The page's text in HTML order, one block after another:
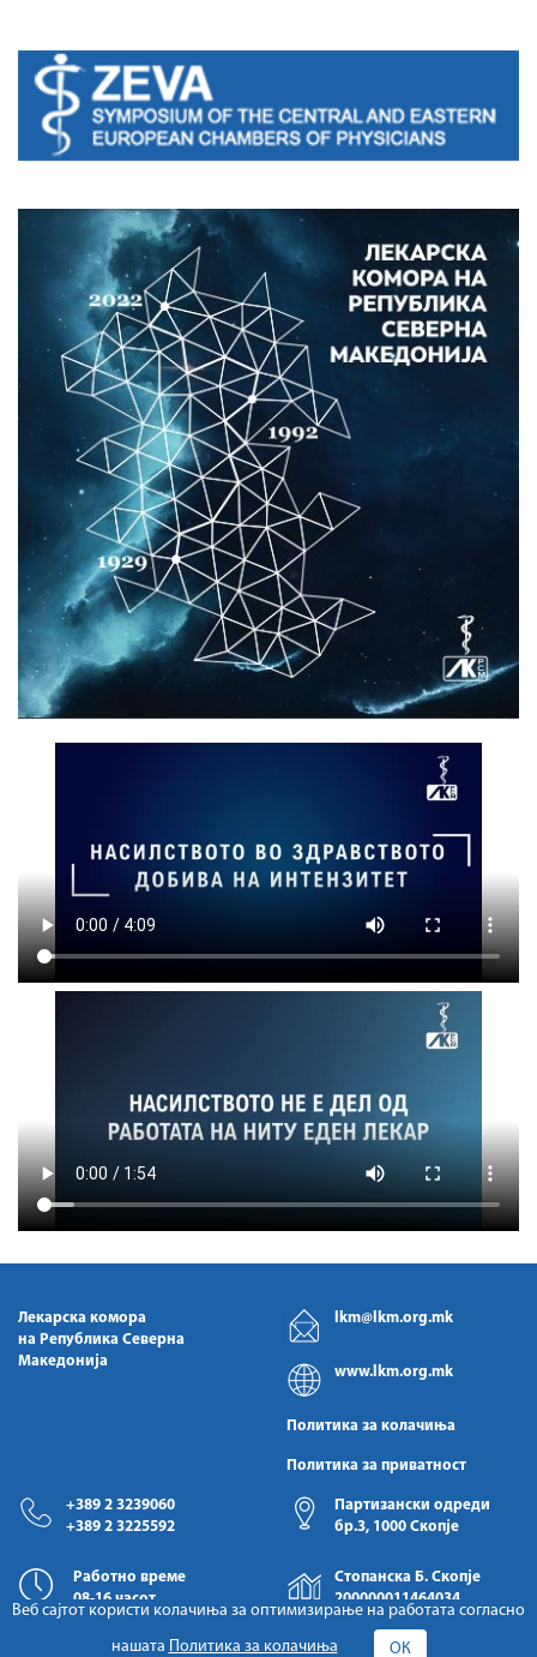
Лекарска комора
на Република Северна
Македонија
lkm@lkm.org.mk
www.lkm.org.mk
Политика за колачиња
Политика за приватност
+389 2 3239060
+389 2 3225592
Партизански одреди
бр.3, 1000 Скопје
Работно време
08-16 часот
Стопанска Б. Скопје
200000011464034
Веб сајтот користи колачиња за оптимизирање на работата согласно
нашата
Политика за колачиња ОК